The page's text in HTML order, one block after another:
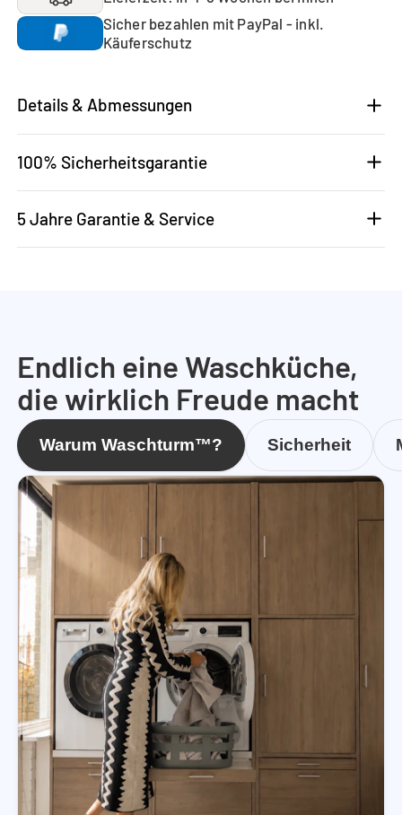
Sicher bezahlen mit PayPal - inkl.
Käuferschutz
Details & Abmessungen
100% Sicherheitsgarantie
5 Jahre Garantie & Service
Endlich eine Waschküche,
die wirklich Freude macht
Warum Waschturm™? Sicherheit